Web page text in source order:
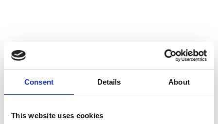
Consent Details About
This website uses cookies